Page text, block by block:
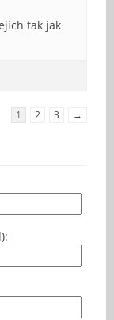
tak jak
1 2 3 →